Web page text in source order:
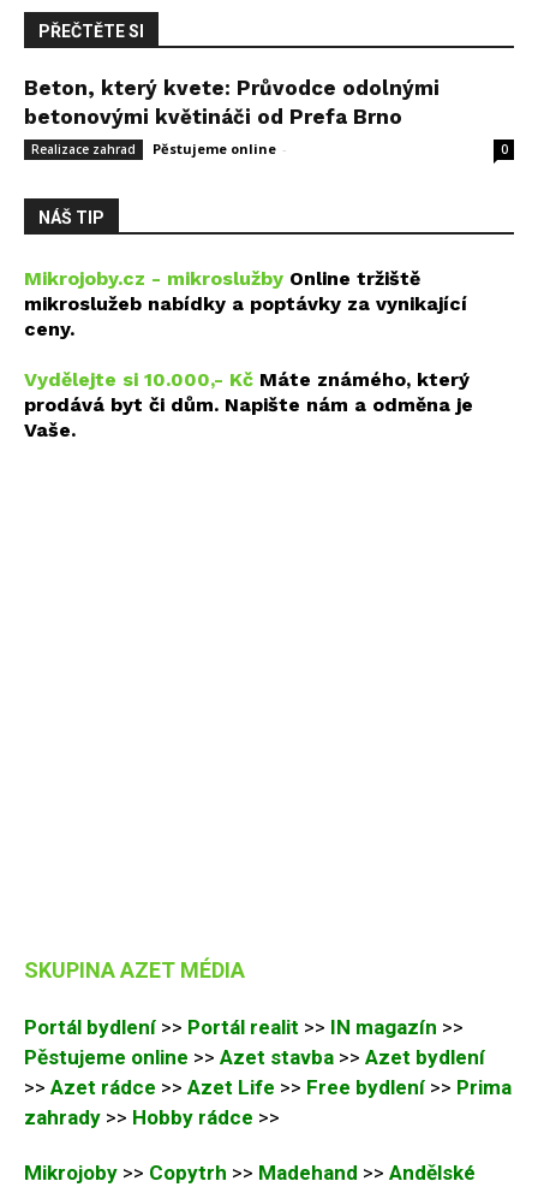
PŘEČTĚTE SI
Beton, který kvete: Průvodce odolnými
betonovými květináči od Prefa Brno
Realizace zahrad Pěstujeme online - 0
NÁŠ TIP
Mikrojoby.cz - mikroslužby Online tržiště
mikroslužeb nabídky a poptávky za vynikající
ceny.
Vydělejte si 10.000,- Kč Máte známého, který
prodává byt či dům. Napište nám a odměna je
Vaše.
SKUPINA AZET MÉDIA
Portál bydlení >> Portál realit >> IN magazín >>
Pěstujeme online >> Azet stavba >> Azet bydlení
>> Azet rádce >> Azet Life >> Free bydlení >> Prima
zahrady >> Hobby rádce >>
Mikrojoby >> Copytrh >> Madehand >> Andělské